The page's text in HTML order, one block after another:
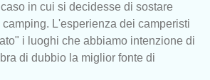
in cui si decidesse di sostare
L'esperienza dei camperisti
i luoghi che abbiamo intenzione di
di dubbio la miglior fonte di